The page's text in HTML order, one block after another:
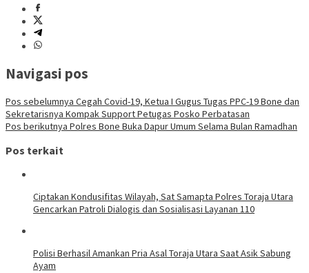
Navigasi pos
Pos sebelumnya Cegah Covid-19, Ketua I Gugus Tugas PPC-19 Bone dan
Sekretarisnya Kompak Support Petugas Posko Perbatasan
Pos berikutnya Polres Bone Buka Dapur Umum Selama Bulan Ramadhan
Pos terkait
Ciptakan Kondusifitas Wilayah, Sat Samapta Polres Toraja Utara
Gencarkan Patroli Dialogis dan Sosialisasi Layanan 110
Polisi Berhasil Amankan Pria Asal Toraja Utara Saat Asik Sabung
Ayam